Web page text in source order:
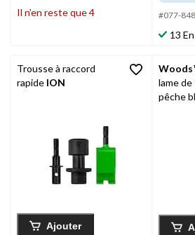
Il n’en reste que 4 #077-
13
Trousse à raccord
rapide ION
Ajouter
Woods
lame
pêche